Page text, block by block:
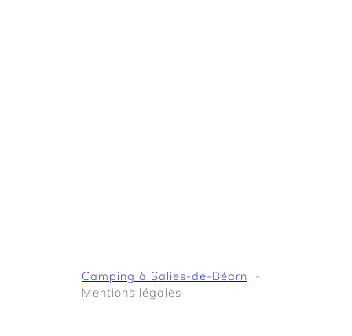
Camping à Salies-de-Béarn
Mentions légales